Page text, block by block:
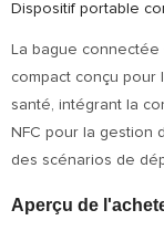
Dispositif portable
La bague
compact conçu pour
santé, intégrant la
NFC pour la gestion
des scénarios de
Aperçu de